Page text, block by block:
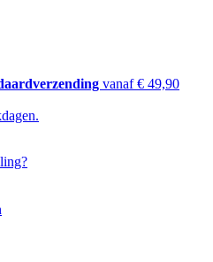
vanaf € 49,90